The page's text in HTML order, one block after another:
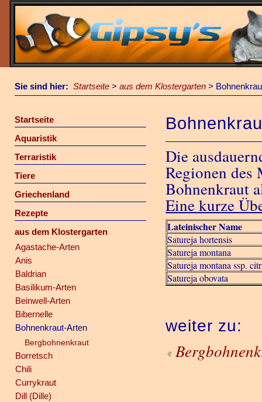
Sie sind hier: Startseite > aus dem Klostergarten >
Startseite
Aquaristik
Terraristik
Tiere
Griechenland
Rezepte
aus dem Klostergarten
Agastache-Arten
Anis
Baldrian
Basilikum-Arten
Beinwell-Arten
Bibernelle
Bohnenkraut-Arten
Bergbohnenkraut
Borretsch
Chili
Currykraut
Dill (Dille)
Die
Regionen
Bohnenkraut
Eine kurze
Lateinischer Name
Satureja hortensis
Satureja montana
Satureja montana ssp.
Satureja obovata
weiter zu: